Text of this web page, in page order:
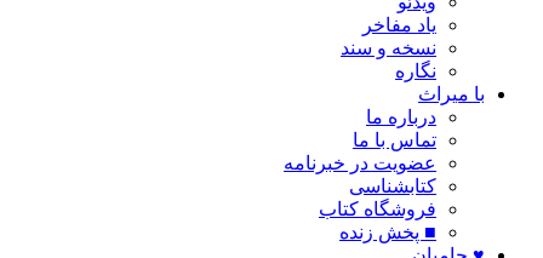
یاد مفاخر
نسخه و سند
نگاره
با میراث
درباره ما
تماس با ما
عضویت در خبرنامه
کتابشناسی
فروشگاه کتاب
■ پخش زنده